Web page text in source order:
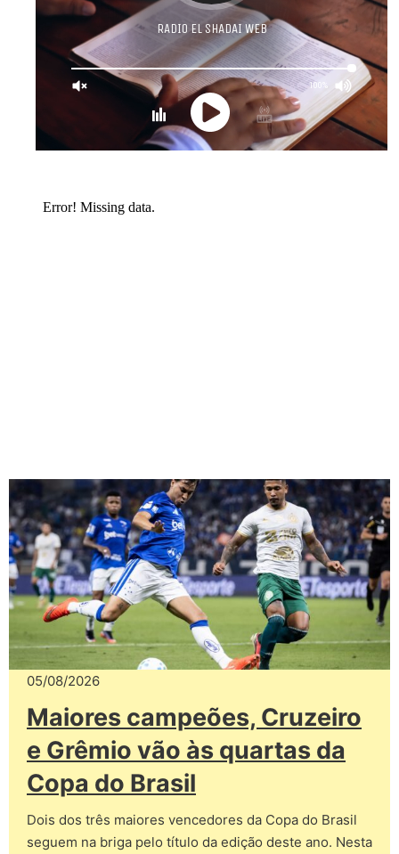
05/08/2026
Maiores campeões, Cruzeiro
e Grêmio vão às quartas da
Copa do Brasil
Dois dos três maiores vencedores da Copa do Brasil
seguem na briga pelo título da edição deste ano. Nesta